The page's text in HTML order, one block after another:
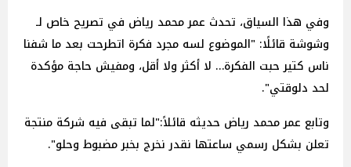
وفي هذا السياق، تحدث عمر محمد رياض في تصريح خاص لـ
وشوشة قائلًا: "الموضوع لسه مجرد فكرة اتطرحت بعد ما شفنا
ناس كتير حبت الفكرة… لا أكثر ولا أقل، ومفيش حاجة مؤكدة
لحد دلوقتي".
وتابع عمر محمد رياض حديثه قائلاً:"لما تبقى فيه شركة منتجة
تعلن بشكل رسمي ساعتها نقدر نخرج بخبر مضبوط وحلو".